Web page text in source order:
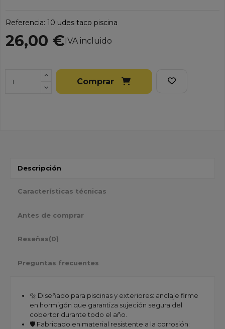
Referencia: 10 udes taco piscina
26,00 € IVA incluido
Comprar
Descripción
Características técnicas
Antes de comprar
Reseñas(0)
Preguntas frecuentes
🔩 Diseñado para piscinas y exteriores: anclaje firme
en hormigón que garantiza sujeción segura del
cobertor durante todo el año.
🛡️ Fabricado en material resistente a la corrosión: